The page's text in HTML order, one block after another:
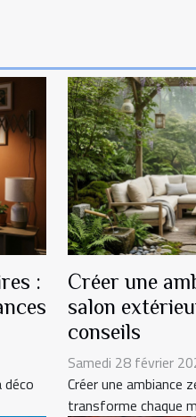
:
déco
Créer une
salon
conseils
Samedi 28 février
Créer une ambiance
transforme chaque